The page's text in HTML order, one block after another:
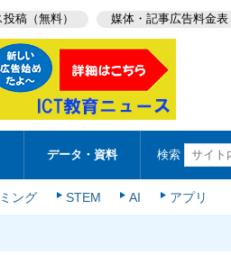
稿（無料） 媒体・記事広告料金表
データ・資料 検索
ング STEM AI アプリ